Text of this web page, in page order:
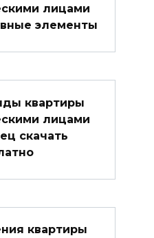
лицами
элементы
квартиры
лицами
скачать
квартиры